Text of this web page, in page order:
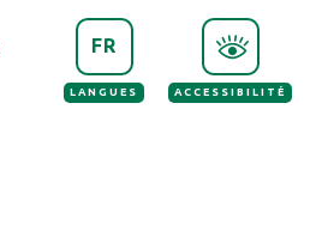
FR
LANGUES ACCESSIBILITÉ